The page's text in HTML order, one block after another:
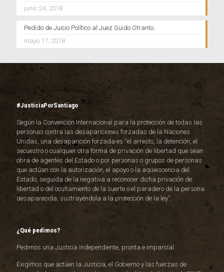
junio 24, 2018
Pedido de Juicio Político al Juez Guido Otranto.
mayo 17, 2018
#JusticiaPorSantiago
Según la Convención Internacional para la protección de todas las
personas contra las desapariciones forzadas de la Naciones
Unidas, una desaparición forzada es “el arresto, la detención, el
secuestro o cualquier otra forma de privación de libertad que sean
obra de agentes del Estado o por personas o grupos de personas
que actúan con la autorización, el apoyo o la aquiescencia del
Estado, seguida de la negativa a reconocer dicha privación de
libertad o del ocultamiento de la suerte o el paradero de la persona
desaparecida, sustrayéndola a la protección de la ley”.
¿Qué pedimos?
Pedimos una Justicia Independiente, pronta e imparcial.
Exigimos que actúen la Justicia, el Gobierno y las fuerzas de